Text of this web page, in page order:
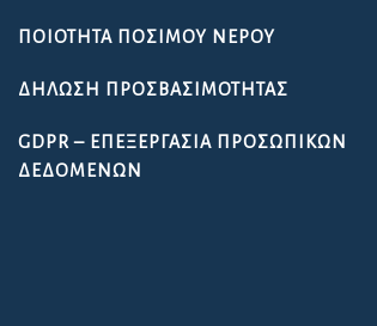
ΠΟΙΌΤΗΤΑ ΠΌΣΙΜΟΥ ΝΕΡΟΎ
ΔΉΛΩΣΗ ΠΡΟΣΒΑΣΙΜΌΤΗΤΑΣ
GDPR – ΕΠΕΞΕΡΓΑΣΙΑ ΠΡΟΣΩΠΙΚΩΝ
ΔΕΔΟΜΕΝΩΝ